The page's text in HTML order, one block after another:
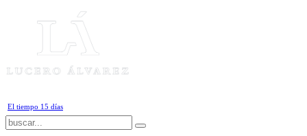
El tiempo 15 días